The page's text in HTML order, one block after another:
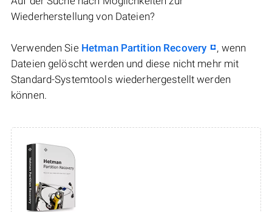
Wiederherstellung von Dateien?
Verwenden Sie Hetman Partition Recovery
, wenn
Dateien gelöscht werden und diese nicht mehr mit
Standard-Systemtools wiederhergestellt werden
können.